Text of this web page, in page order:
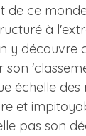
de ce
à
y découvre
son
échelle
et
pas son